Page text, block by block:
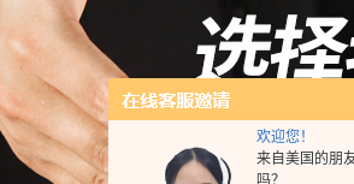
欢迎您！
来自美国的朋
吗？